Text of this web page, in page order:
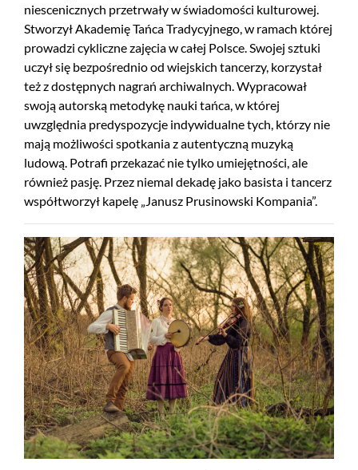
niescenicznych przetrwały w świadomości kulturowej.
Stworzył Akademię Tańca Tradycyjnego, w ramach której
prowadzi cykliczne zajęcia w całej Polsce. Swojej sztuki
uczył się bezpośrednio od wiejskich tancerzy, korzystał
też z dostępnych nagrań archiwalnych. Wypracował
swoją autorską metodykę nauki tańca, w której
uwzględnia predyspozycje indywidualne tych, którzy nie
mają możliwości spotkania z autentyczną muzyką
ludową. Potrafi przekazać nie tylko umiejętności, ale
również pasję. Przez niemal dekadę jako basista i tancerz
współtworzył kapelę „Janusz Prusinowski Kompania”.